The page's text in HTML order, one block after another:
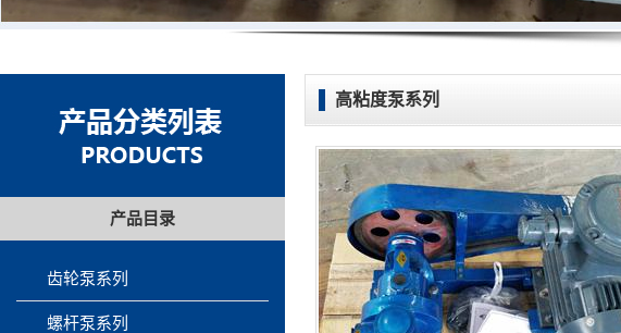
高粘度泵系列
产品目录
齿轮泵系列
螺杆泵系列